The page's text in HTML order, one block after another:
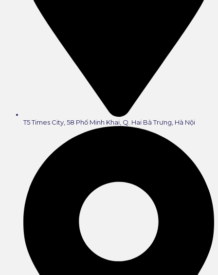
T5 Times City, 58 Phố Minh Khai, Q. Hai Bà Trưng, Hà Nội